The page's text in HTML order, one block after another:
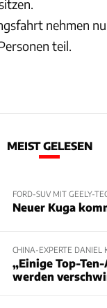
nehmen
teil.
MEIST GELESEN
FORD-SUV MIT GEELY-
Neuer Kuga
CHINA-EXPERTE DANIEL
„Einige Top-
werden